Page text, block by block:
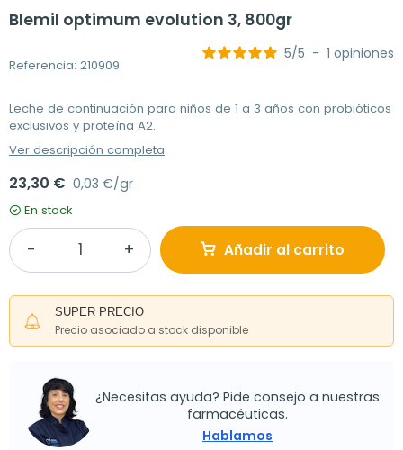
Blemil optimum evolution 3, 800gr
Referencia: 210909
5/5 - 1 opiniones
Leche de continuación para niños de 1 a 3 años con probióticos
exclusivos y proteína A2.
Ver descripción completa
23,30 € 0,03 €/gr
En stock
Añadir al carrito
SUPER PRECIO
Precio asociado a stock disponible
¿Necesitas ayuda? Pide consejo a nuestras
farmacéuticas.
Hablamos